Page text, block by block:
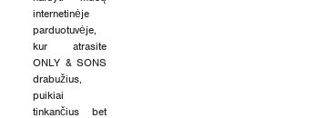
internetinėje
parduotuvėje,
kur atrasite
ONLY & SONS
drabužius,
puikiai
tinkančius bet